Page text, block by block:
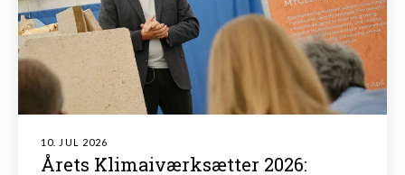
10. JUL 2026
Årets Klimaiværksætter 2026: